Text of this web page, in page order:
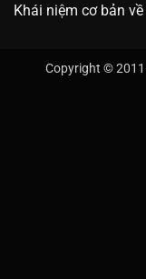
Khái niệm cơ bản
Copyright ©